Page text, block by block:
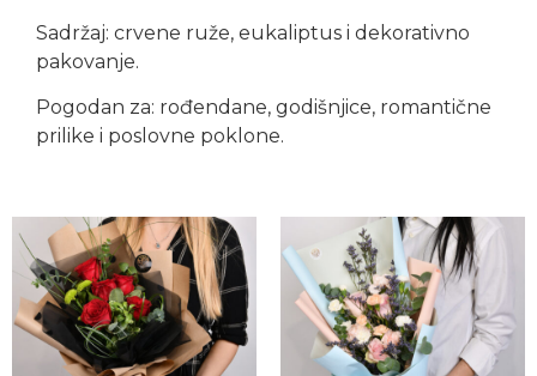
Sadržaj: crvene ruže, eukaliptus i dekorativno
pakovanje.
Pogodan za: rođendane, godišnjice, romantične
prilike i poslovne poklone.